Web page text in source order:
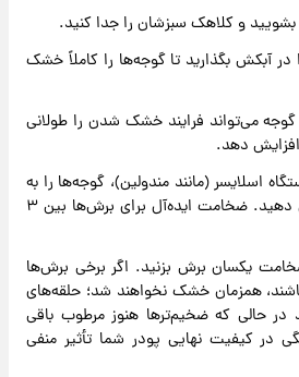
و کلاهک سبزشان را جدا کنید.
آبکش بگذارید تا گوجه‌ها را کاملاً خشک
می‌تواند فرایند خشک شدن را طولانی
دهد.
اسلایسر (مانند مندولین)، گوجه‌ها را به
صورت حلقه‌های نازک برش دهید. ضخامت ایده‌آل برای برش‌ها بین ۳
یکسان برش بزنید. اگر برخی برش‌ها
همزمان خشک نخواهند شد؛ حلقه‌های
در حالی که ضخیم‌ترها هنوز مرطوب باقی
در کیفیت نهایی پودر شما تأثیر منفی